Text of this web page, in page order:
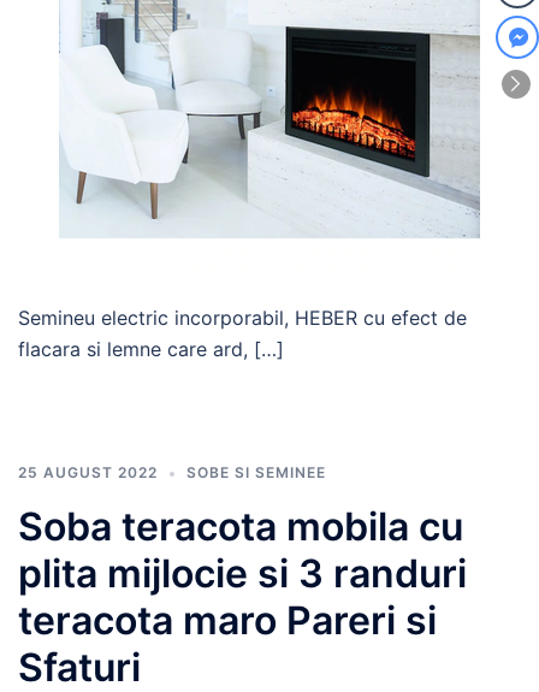
Semineu electric incorporabil, HEBER cu efect de
flacara si lemne care ard, […]
25 AUGUST 2022 SOBE SI SEMINEE
Soba teracota mobila cu
plita mijlocie si 3 randuri
teracota maro Pareri si
Sfaturi